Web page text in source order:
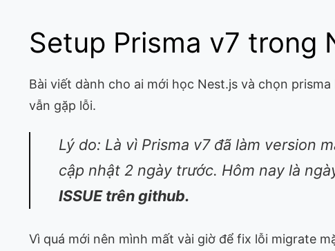
Setup Prisma v7 trong
Bài viết dành cho ai mới học Nest.js và chọn
vẫn gặp lỗi.
Lý do: Là vì Prisma v7 đã làm version
cập nhật 2 ngày trước. Hôm nay là
ISSUE trên github.
Vì quá mới nên mình mất vài giờ để fix lỗi migrate